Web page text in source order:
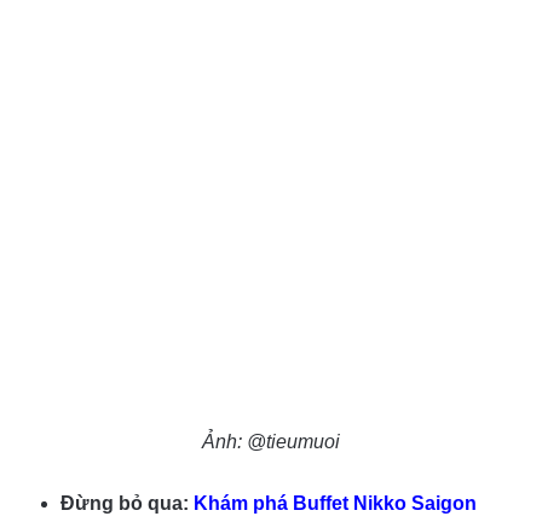
Ảnh: @tieumuoi
Đừng bỏ qua: Khám phá Buffet Nikko Saigon